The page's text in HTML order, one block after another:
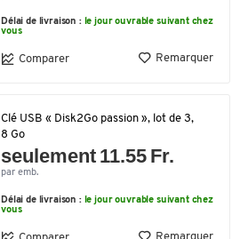
Délai de livraison : le jour ouvrable suivant chez
vous
Comparer Remarquer
Clé USB « Disk2Go passion », lot de 3,
8 Go
seulement 11.55 Fr.
par emb.
Délai de livraison : le jour ouvrable suivant chez
vous
Remarquer